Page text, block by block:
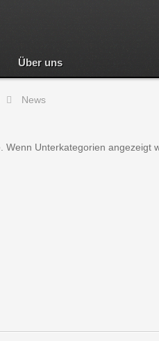
Über uns
News
Wenn Unterkategorien angezeigt